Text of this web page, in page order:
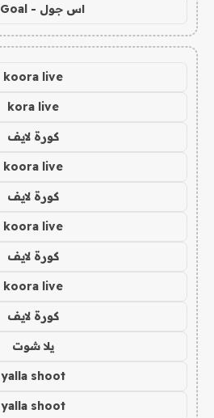
اس جول - AS Goal
koora live
kora live
كورة لايف
koora live
كورة لايف
koora live
كورة لايف
koora live
كورة لايف
يلا شوت
yalla shoot
yalla shoot